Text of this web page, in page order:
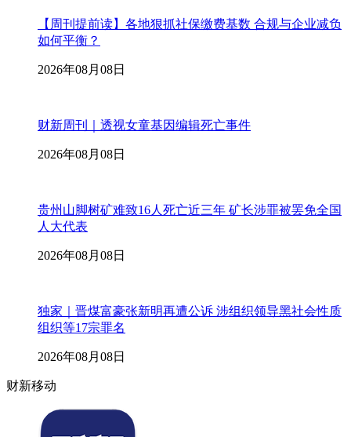
【周刊提前读】各地狠抓社保缴费基数 合规与企业减负
如何平衡？
2026年08月08日
财新周刊｜透视女童基因编辑死亡事件
2026年08月08日
贵州山脚树矿难致16人死亡近三年 矿长涉罪被罢免全国
人大代表
2026年08月08日
独家｜晋煤富豪张新明再遭公诉 涉组织领导黑社会性质
组织等17宗罪名
2026年08月08日
财新移动